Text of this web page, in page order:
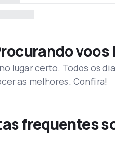
voos
lugar certo. Todos os
as melhores. Confira!
frequentes